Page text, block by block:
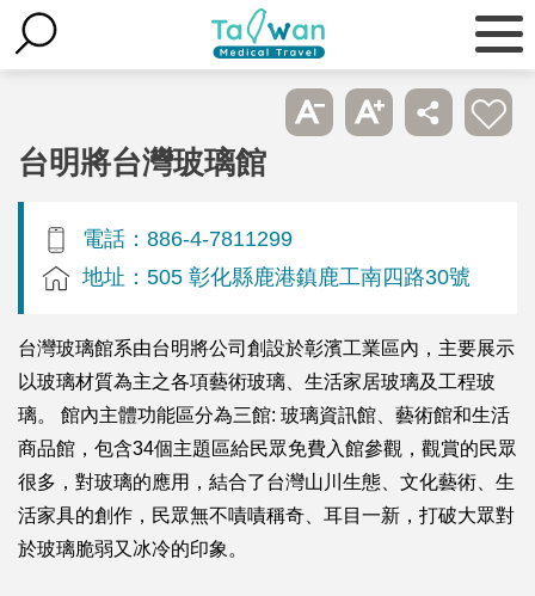
台明將台灣玻璃館
電話：886-4-7811299
地址：505 彰化縣鹿港鎮鹿工南四路30號
台灣玻璃館系由台明將公司創設於彰濱工業區內，主要展示
以玻璃材質為主之各項藝術玻璃、生活家居玻璃及工程玻
璃。 館內主體功能區分為三館: 玻璃資訊館、藝術館和生活
商品館，包含34個主題區給民眾免費入館參觀，觀賞的民眾
很多，對玻璃的應用，結合了台灣山川生態、文化藝術、生
活家具的創作，民眾無不嘖嘖稱奇、耳目一新，打破大眾對
於玻璃脆弱又冰冷的印象。